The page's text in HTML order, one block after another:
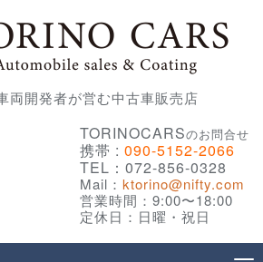
両開発者が営む中古車販売店
TORINOCARSのお問合せ
携帯 : 090-5152-2066
TEL：072-856-0328
Mail： ktorino@nifty.com
営業時間：9:00〜18:00
定休日：日曜・祝日